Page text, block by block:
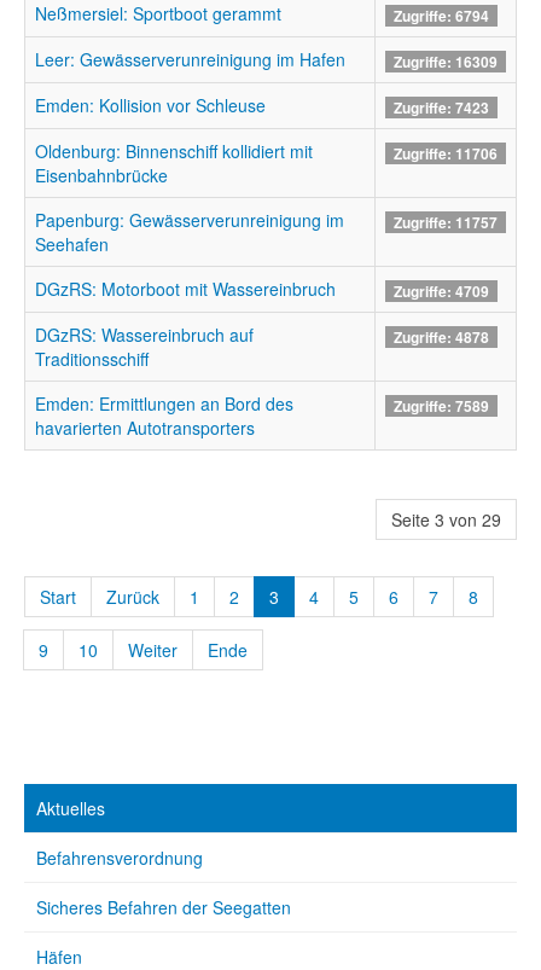
Neßmersiel: Sportboot gerammt Zugriffe: 6794
Leer: Gewässerverunreinigung im Hafen Zugriffe: 16309
Emden: Kollision vor Schleuse Zugriffe: 7423
Oldenburg: Binnenschiff kollidiert mit
Eisenbahnbrücke
Zugriffe: 11706
Papenburg: Gewässerverunreinigung im
Seehafen
Zugriffe: 11757
DGzRS: Motorboot mit Wassereinbruch Zugriffe: 4709
DGzRS: Wassereinbruch auf
Traditionsschiff
Zugriffe: 4878
Emden: Ermittlungen an Bord des
havarierten Autotransporters
Zugriffe: 7589
Seite 3 von 29
Start Zurück 1 2 3 4 5 6 7 8
9 10 Weiter Ende
Aktuelles
Befahrensverordnung
Sicheres Befahren der Seegatten
Häfen